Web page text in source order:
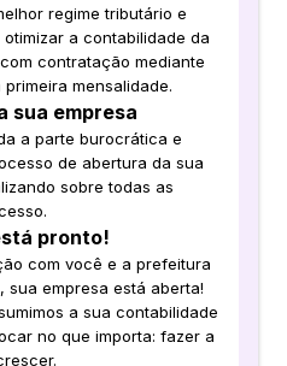
regime tributário e
a contabilidade da
contratação mediante
mensalidade.
sua empresa
a parte burocrática e
de abertura da sua
sobre todas as
pronto!
com você e a prefeitura
sua empresa está aberta!
a sua contabilidade
no que importa: fazer a